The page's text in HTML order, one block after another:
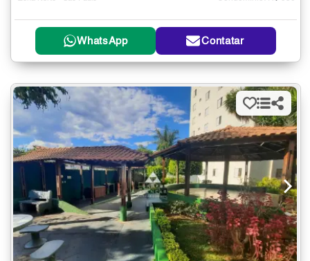
WhatsApp Contatar